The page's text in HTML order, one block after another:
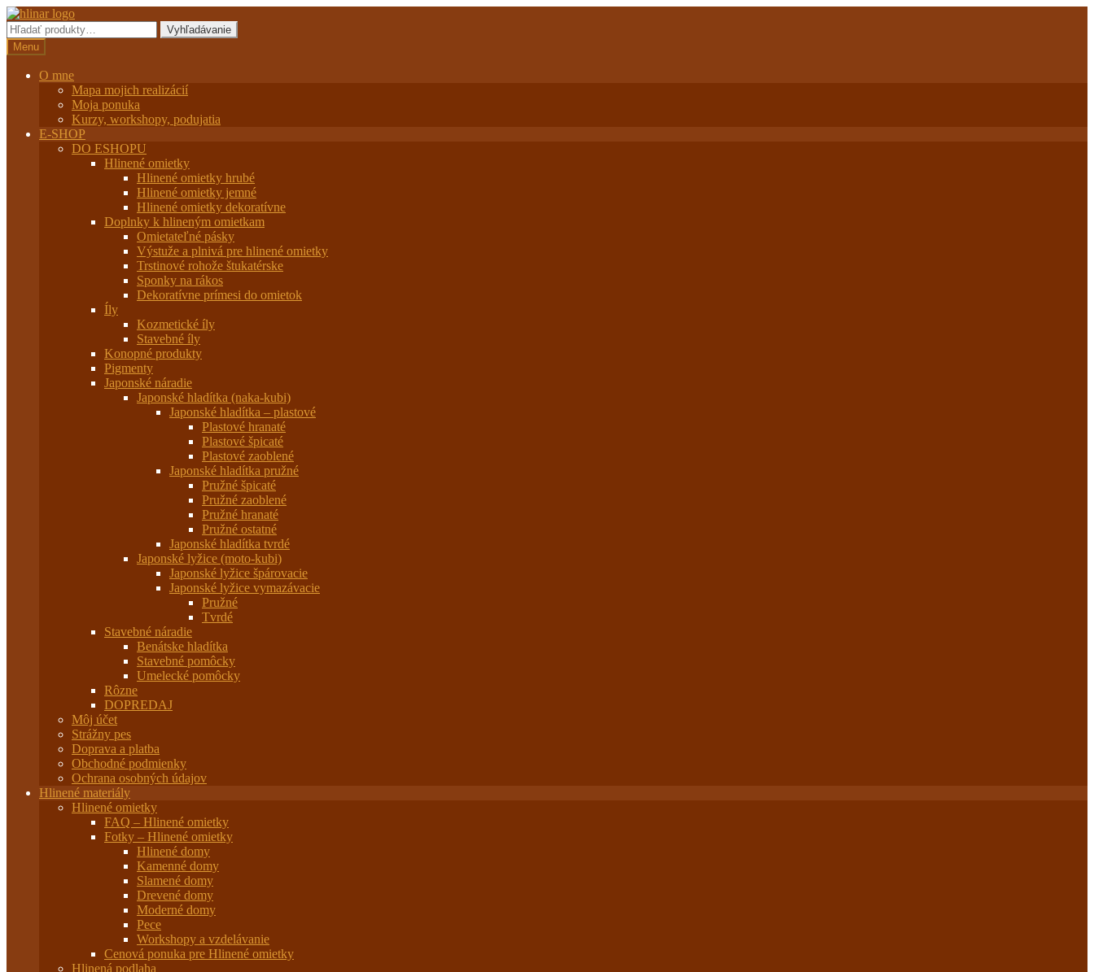
Preskočiť
na
navigáciu
Preskočiť
na
obsah
Hľadať:
Vyhľadávanie
Menu
O mne
Mapa mojich realizácií
Moja ponuka
Kurzy, workshopy, podujatia
E-SHOP
DO ESHOPU
Hlinené omietky
Hlinené omietky hrubé
Hlinené omietky jemné
Hlinené omietky dekoratívne
Doplnky k hlineným omietkam
Omietateľné pásky
Výstuže a plnivá pre hlinené omietky
Trstinové rohože štukatérske
Sponky na rákos
Dekoratívne prímesi do omietok
Íly
Kozmetické íly
Stavebné íly
Konopné produkty
Pigmenty
Japonské náradie
Japonské hladítka (naka-kubi)
Japonské hladítka – plastové
Plastové hranaté
Plastové špicaté
Plastové zaoblené
Japonské hladítka pružné
Pružné špicaté
Pružné zaoblené
Pružné hranaté
Pružné ostatné
Japonské hladítka tvrdé
Japonské lyžice (moto-kubi)
Japonské lyžice špárovacie
Japonské lyžice vymazávacie
Pružné
Tvrdé
Stavebné náradie
Benátske hladítka
Stavebné pomôcky
Umelecké pomôcky
Rôzne
DOPREDAJ
Môj účet
Strážny pes
Doprava a platba
Obchodné podmienky
Ochrana osobných údajov
Hlinené materiály
Hlinené omietky
FAQ – Hlinené omietky
Fotky – Hlinené omietky
Hlinené domy
Kamenné domy
Slamené domy
Drevené domy
Moderné domy
Pece
Workshopy a vzdelávanie
Cenová ponuka pre Hlinené omietky
Hlinená podlaha